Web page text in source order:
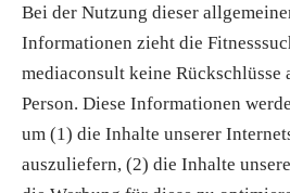
Bei der Nutzung dieser
Informationen zieht die
mediaconsult keine Rückschlüsse
Person. Diese Informationen
um (1) die Inhalte unserer
auszuliefern, (2) die Inhalte